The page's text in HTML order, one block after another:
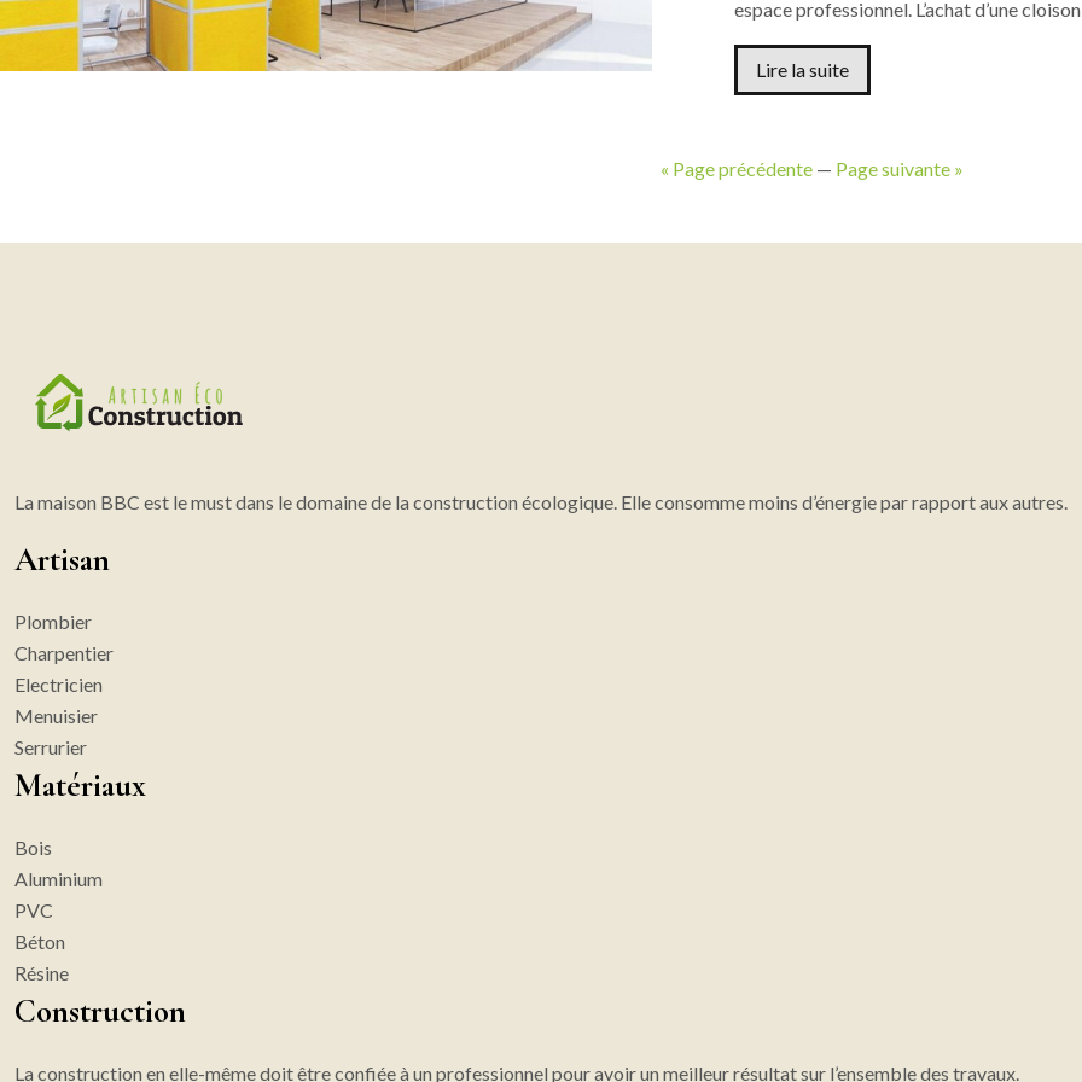
espace professionnel. L’achat d’une
Lire la suite
« Page précédente— Page suivante »
La maison BBC est le must dans le domaine de la construction écologique. Elle consomme moins d’énergie par rapport aux autres.
Artisan
Plombier
Charpentier
Electricien
Menuisier
Serrurier
Matériaux
Bois
Aluminium
PVC
Béton
Résine
Construction
La construction en elle-même doit être confiée à un professionnel pour avoir un meilleur résultat sur l’ensemble des travaux.